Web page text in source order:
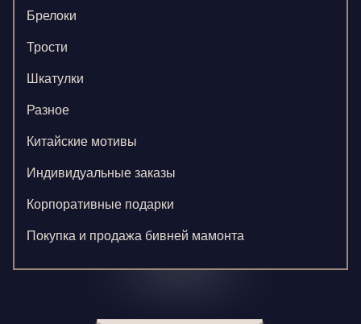
Брелоки
Трости
Шкатулки
Разное
Китайские мотивы
Индивидуальные заказы
Корпоративные подарки
Покупка и продажа бивней мамонта